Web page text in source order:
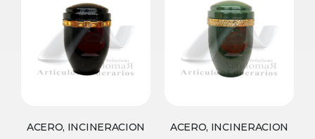
ACERO, INCINERACION ACERO, INCINERACION